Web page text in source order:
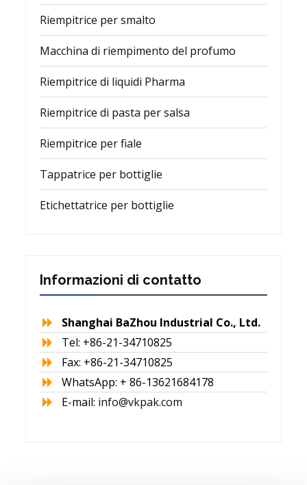
Riempitrice per smalto
Macchina di riempimento del profumo
Riempitrice di liquidi Pharma
Riempitrice di pasta per salsa
Riempitrice per fiale
Tappatrice per bottiglie
Etichettatrice per bottiglie
Informazioni di contatto
Shanghai BaZhou Industrial Co., Ltd.
Tel: +86-21-34710825
Fax: +86-21-34710825
WhatsApp: + 86-13621684178
E-mail: info@vkpak.com